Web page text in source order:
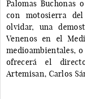
Palomas Buchonas
con motosierra
olvidar, una
Venenos en el
medioambientales,
ofrecerá el
Artemisan, Carlos